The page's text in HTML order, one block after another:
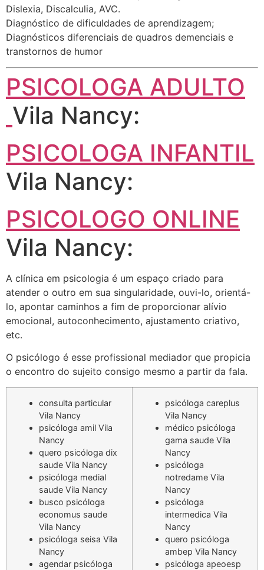
Dislexia, Discalculia, AVC.
Diagnóstico de dificuldades de aprendizagem;
Diagnósticos diferenciais de quadros demenciais e
transtornos de humor
PSICOLOGA ADULTO
Vila Nancy:
PSICOLOGA INFANTIL
Vila Nancy:
PSICOLOGO ONLINE
Vila Nancy:
A clínica em psicologia é um espaço criado para
atender o outro em sua singularidade, ouvi-lo, orientá-
lo, apontar caminhos a fim de proporcionar alívio
emocional, autoconhecimento, ajustamento criativo,
etc.
O psicólogo é esse profissional mediador que propicia
o encontro do sujeito consigo mesmo a partir da fala.
consulta particular
Vila Nancy
psicóloga amil Vila
Nancy
quero psicóloga dix
saude Vila Nancy
psicóloga medial
saude Vila Nancy
busco psicóloga
economus saude
Vila Nancy
psicóloga seisa Vila
Nancy
agendar psicóloga
psicóloga careplus
Vila Nancy
médico psicóloga
gama saude Vila
Nancy
psicóloga
notredame Vila
Nancy
psicóloga
intermedica Vila
Nancy
quero psicóloga
ambep Vila Nancy
psicóloga apeoesp